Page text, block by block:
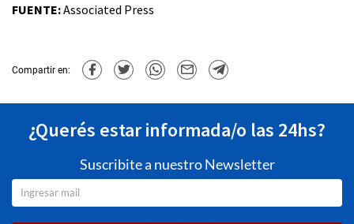
FUENTE:Associated Press
Compartir en:
¿Querés estar informada/o las 24hs?
Suscribite a nuestro Newsletter